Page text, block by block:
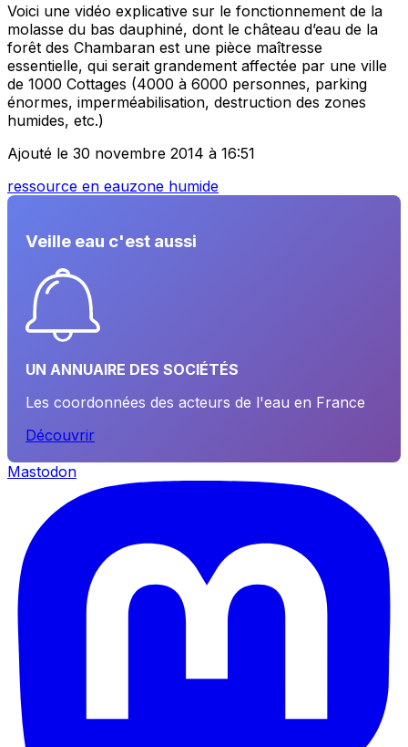
Voici une vidéo explicative sur le fonctionnement de la
molasse du bas dauphiné, dont le château d’eau de la
forêt des Chambaran est une pièce maîtresse
essentielle, qui serait grandement affectée par une ville
de 1000 Cottages (4000 à 6000 personnes, parking
énormes, imperméabilisation, destruction des zones
humides, etc.)
Ajouté le 30 novembre 2014 à 16:51
ressource en eauzone humide
Veille eau c'est aussi
UN ANNUAIRE DES SOCIÉTÉS
Les coordonnées des acteurs de l'eau en France
Découvrir
Mastodon